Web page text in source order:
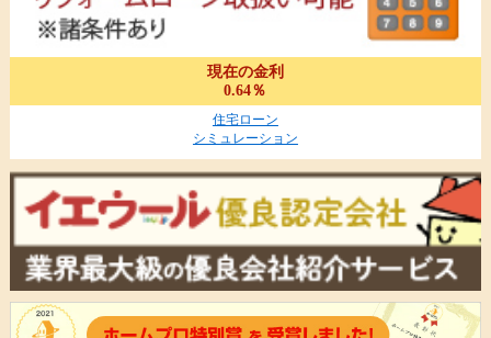
現在の金利
0.64％
住宅ローン
シミュレーション